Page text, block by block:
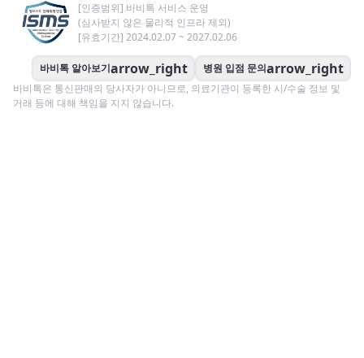
[인증범위] 바비톡 서비스 운영
(심사받지 않은 물리적 인프라 제외)
[유효기간] 2024.02.07 ~ 2027.02.06
바비톡 알아보기arrow_right 병원 입점 문의arrow_right
바비톡은 통신판매의 당사자가 아니므로, 의료기관이 등록한 시/수술 정보 및
거래 등에 대해 책임을 지지 않습니다.